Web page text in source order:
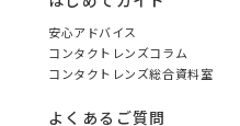
安心アドバイス
コンタクトレンズコラム
コンタクトレンズ総合資料室
よくあるご質問